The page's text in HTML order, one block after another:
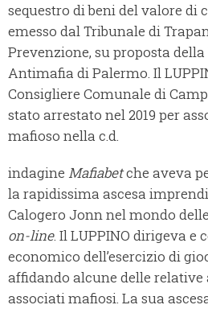
sequestro di beni del valore di
emesso dal Tribunale di
Prevenzione, su proposta
Antimafia di Palermo. Il
Consigliere Comunale di
stato arrestato nel 2019 per
mafioso nella c.d.
indagine Mafiabetche aveva
la rapidissima ascesa
Calogero Jonn nel mondo
on-line. Il LUPPINO dirigeva e
economico dell’esercizio di
affidando alcune delle relative
associati mafiosi. La sua